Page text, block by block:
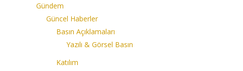
Gündem
Güncel Haberler
Basın Açıklamaları
Yazılı & Görsel Basın
Katılım